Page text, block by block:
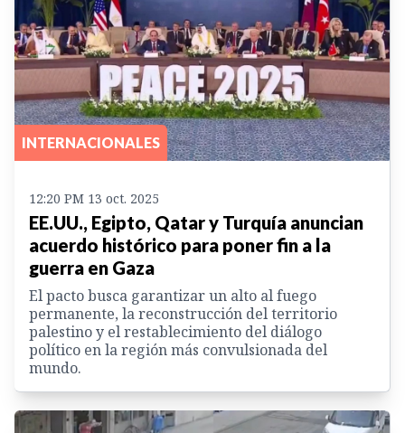
INTERNACIONALES
12:20 PM 13 oct. 2025
EE.UU., Egipto, Qatar y Turquía anuncian
acuerdo histórico para poner fin a la
guerra en Gaza
El pacto busca garantizar un alto al fuego
permanente, la reconstrucción del territorio
palestino y el restablecimiento del diálogo
político en la región más convulsionada del
mundo.